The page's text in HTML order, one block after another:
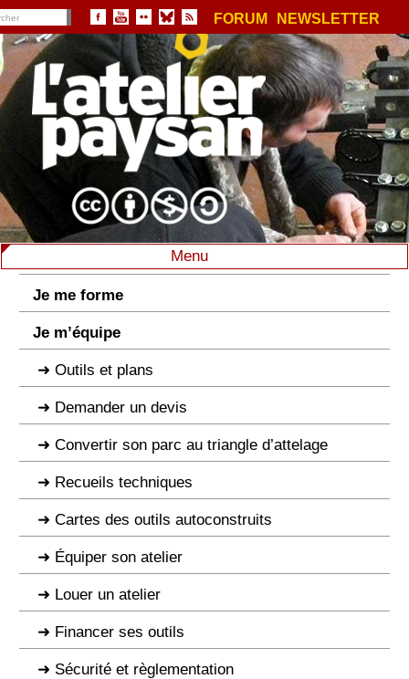
FORUM NEWSLETTER
Menu
Je me forme
Je m’équipe
Outils et plans
Demander un devis
Convertir son parc au triangle d’attelage
Recueils techniques
Cartes des outils autoconstruits
Équiper son atelier
Louer un atelier
Financer ses outils
Sécurité et règlementation